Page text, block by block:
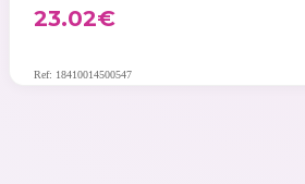
23.02€
Ref: 18410014500547